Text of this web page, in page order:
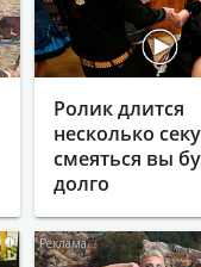
Ролик длится
несколько
смеяться вы
долго
i